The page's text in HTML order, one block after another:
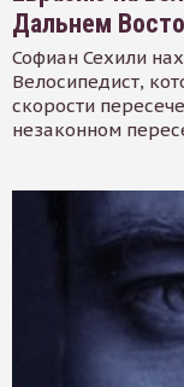
Дальнем
Софиан Сехили
Велосипедист,
скорости
незаконном